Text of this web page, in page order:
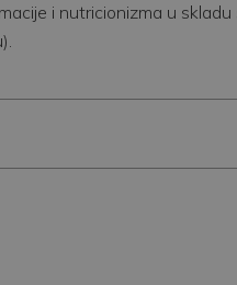
i nutricionizma u